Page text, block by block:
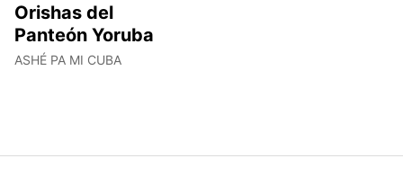
Orishas del
Panteón Yoruba
ASHÉ PA MI CUBA